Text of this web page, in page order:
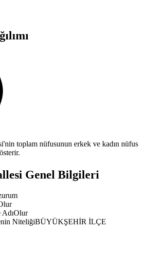
toplam nüfusunun erkek ve kadın nüfus
Genel Bilgileri
Olur
NiteliğiBÜYÜKŞEHİR İLÇE